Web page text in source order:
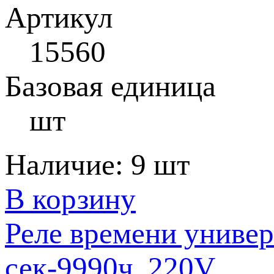
Артикул
15560
Базовая единица
шт
Наличие: 9 шт
В корзину
Реле времени